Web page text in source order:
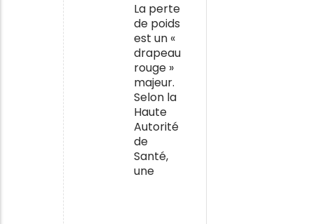
La perte
de poids
est un «
drapeau
rouge »
majeur.
Selon la
Haute
Autorité
de
Santé,
une